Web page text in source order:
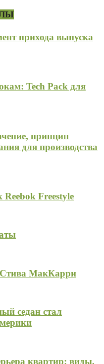
прихода выпуска
Tech Pack для
принцип
для производства
Reebok Freestyle
Стива МакКарри
седан стал
квартир: виды,